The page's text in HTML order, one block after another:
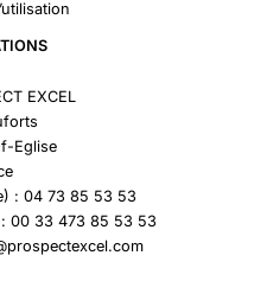
EXCEL
Eglise
: 04 73 85 53 53
00 33 473 85 53 53